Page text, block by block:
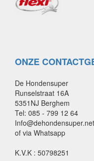
ONZE
De Hondensuper
Runselstraat 16A
5351NJ Berghem
Tel: 085 - 799 12 64
Info@dehondensuper.net
of via Whatsapp
K.V.K : 50798251